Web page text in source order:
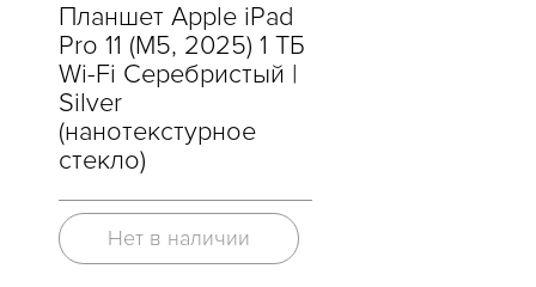
Планшет Apple iPad
Pro 11 (M5, 2025) 1 ТБ
Wi-Fi Серебристый |
Silver
(нанотекстурное
стекло)
Нет в наличии